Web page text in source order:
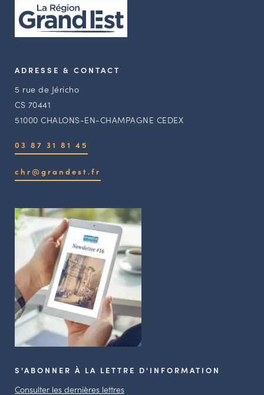
ADRESSE & CONTACT
5 rue de Jéricho
CS 70441
51000 CHALONS-EN-CHAMPAGNE CEDEX
03 87 31 81 45
chr@grandest.fr
S'ABONNER À LA LETTRE D'INFORMATION
Consulter les dernières lettres